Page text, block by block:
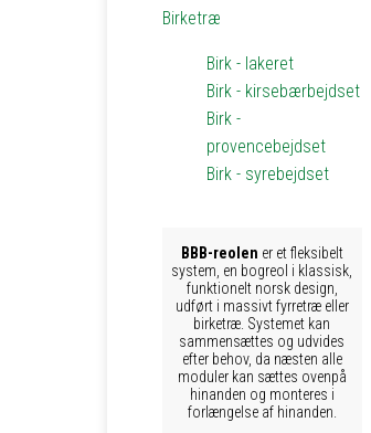
Birketræ
Birk - lakeret
Birk - kirsebærbejdset
Birk -
provencebejdset
Birk - syrebejdset
BBB-reolen er et fleksibelt
system, en bogreol i klassisk,
funktionelt norsk design,
udført i massivt fyrretræ eller
birketræ. Systemet kan
sammensættes og udvides
efter behov, da næsten alle
moduler kan sættes ovenpå
hinanden og monteres i
forlængelse af hinanden.